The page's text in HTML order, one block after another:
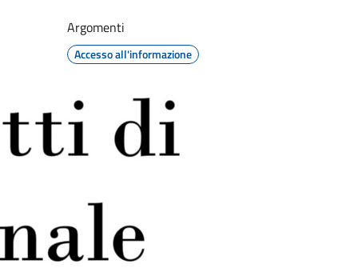
Argomenti
Accesso all'informazione